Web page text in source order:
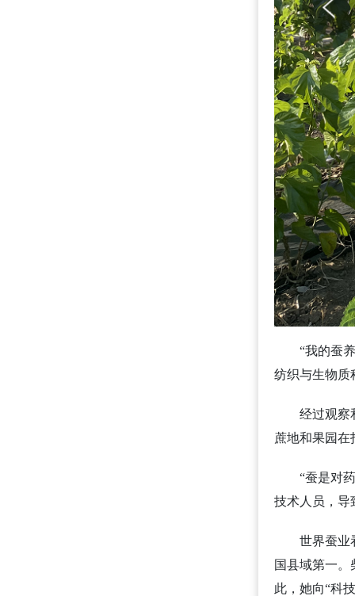
“我的蚕
纺织与生物质
经过观察
蔗地和果园在
“蚕是对
技术人员，导
世界蚕业
国县域第一。
此，她向“科